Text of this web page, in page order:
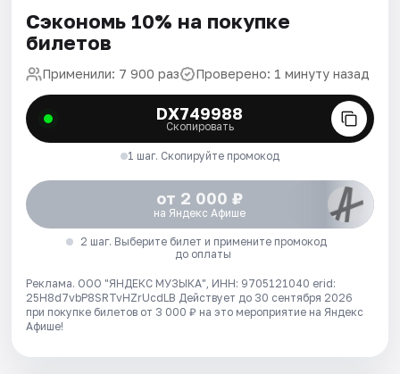
Сэкономь 10% на покупке
билетов
Применили: 7 900 раз Проверено: 1 минуту назад
DX749988
Скопировать
1 шаг. Скопируйте промокод
от 2 000 ₽
на Яндекс Афише
2 шаг. Выберите билет и примените промокод
до оплаты
Реклама. ООО "ЯНДЕКС МУЗЫКА", ИНН: 9705121040 erid:
25H8d7vbP8SRTvHZrUcdLB Действует до 30 сентября 2026
при покупке билетов от 3 000 ₽ на это мероприятие на Яндекс
Афише!